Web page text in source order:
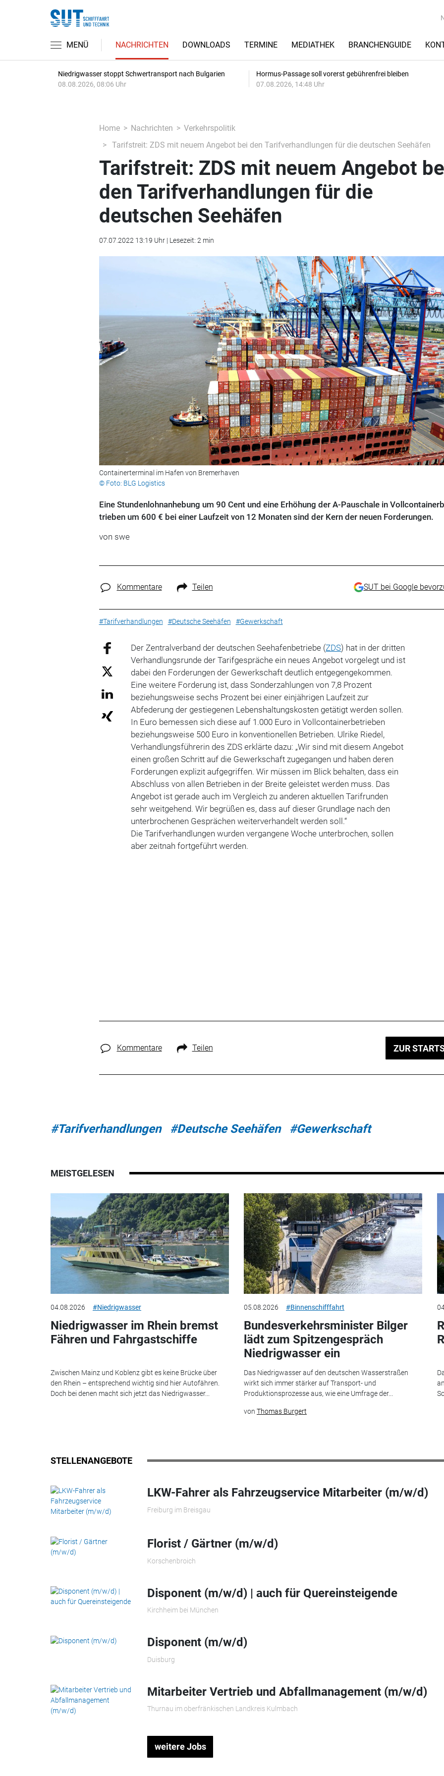
MENÜ NACHRICHTEN DOWNLOADS TERMINE MEDIATHEK BRANCHENGUIDE
Niedrigwasser stoppt Schwertransport nach Bulgarien
08.08.2026, 08:06 Uhr
Hormus-Passage soll vorerst gebührenfrei bleiben
07.08.2026, 14:48 Uhr
Home Nachrichten
Verkehrspolitik
Tarifstreit: ZDS mit neuem Angebot bei den Tarifverhandlungen für die deutschen Seehäfen
Tarifstreit: ZDS mit neuem Angebot
den Tarifverhandlungen für die
deutschen Seehäfen
07.07.2022 13:19 Uhr | Lesezeit: 2 min
Containerterminal im Hafen von Bremerhaven
© Foto: BLG Logistics
Eine Stundenlohnanhebung um 90 Cent und eine Erhöhung der A-Pauschale in
trieben um 600 € bei einer Laufzeit von 12 Monaten sind der Kern der neuen Forderungen.
von swe
Kommentare Teilen SUT bei Google
#Tarifverhandlungen #Deutsche Seehäfen #Gewerkschaft
Der Zentralverband der deutschen Seehafenbetriebe (ZDS) hat in der dritten
Verhandlungsrunde der Tarifgespräche ein neues Angebot vorgelegt und ist
dabei den Forderungen der Gewerkschaft deutlich entgegengekommen.
Eine weitere Forderung ist, dass Sonderzahlungen von 7,8 Prozent
beziehungsweise sechs Prozent bei einer einjährigen Laufzeit zur
Abfederung der gestiegenen Lebenshaltungskosten getätigt werden sollen.
In Euro bemessen sich diese auf 1.000 Euro in Vollcontainerbetrieben
beziehungsweise 500 Euro in konventionellen Betrieben. Ulrike Riedel,
Verhandlungsführerin des ZDS erklärte dazu: „Wir sind mit diesem Angebot
einen großen Schritt auf die Gewerkschaft zugegangen und haben deren
Forderungen explizit aufgegriffen. Wir müssen im Blick behalten, dass ein
Abschluss von allen Betrieben in der Breite geleistet werden muss. Das
Angebot ist gerade auch im Vergleich zu anderen aktuellen Tarifrunden
sehr weitgehend. Wir begrüßen es, dass auf dieser Grundlage nach den
unterbrochenen Gesprächen weiterverhandelt werden soll.“
Die Tarifverhandlungen wurden vergangene Woche unterbrochen, sollen
aber zeitnah fortgeführt werden.
Kommentare Teilen ZUR
#Tarifverhandlungen #Deutsche Seehäfen #Gewerkschaft
MEISTGELESEN
04.08.2026 #Niedrigwasser
Niedrigwasser im Rhein bremst
Fähren und Fahrgastschiffe
Zwischen Mainz und Koblenz gibt es keine Brücke über
den Rhein – entsprechend wichtig sind hier Autofähren.
Doch bei denen macht sich jetzt das Niedrigwasser...
05.08.2026 #Binnenschifffahrt
Bundesverkehrsminister Bilger
lädt zum Spitzengespräch
Niedrigwasser ein
Das Niedrigwasser auf den deutschen Wasserstraßen
wirkt sich immer stärker auf Transport- und
Produktionsprozesse aus, wie eine Umfrage der...
von Thomas Burgert
STELLENANGEBOTE
LKW-Fahrer als Fahrzeugservice Mitarbeiter (m/w/d)
Freiburg im Breisgau
Florist / Gärtner (m/w/d)
Korschenbroich
Disponent (m/w/d) | auch für Quereinsteigende
Kirchheim bei München
Disponent (m/w/d)
Duisburg
Mitarbeiter Vertrieb und Abfallmanagement (m/w/d)
Thurnau im oberfränkischen Landkreis Kulmbach
weitere Jobs